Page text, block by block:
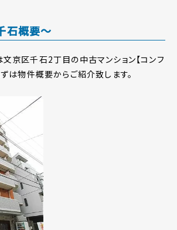
石概要～
京区千石2丁目の中古マンション【コンフ
ずは物件概要からご紹介致します。